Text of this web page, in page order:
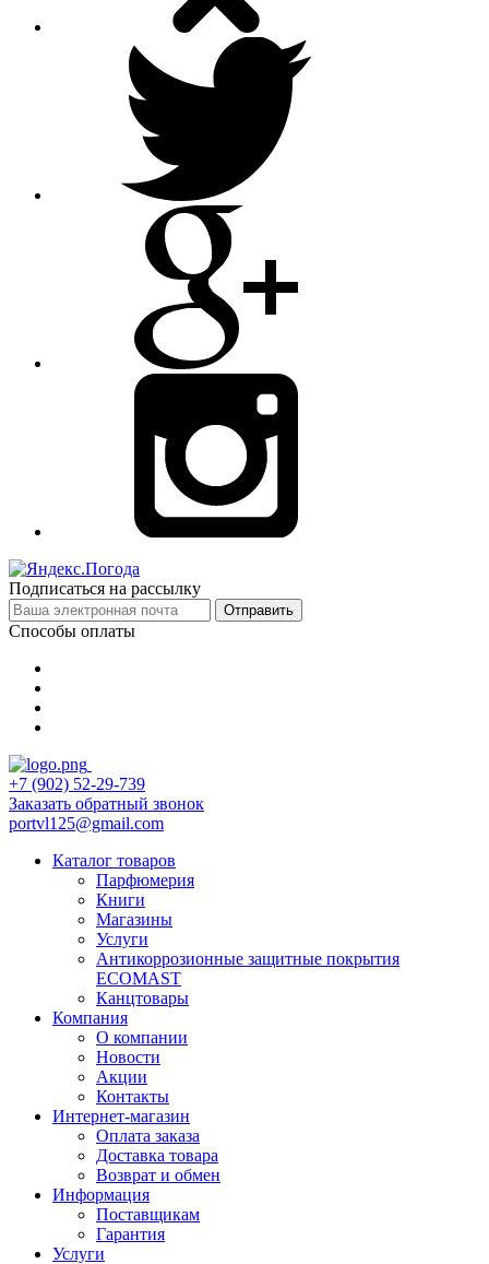
Подписаться на рассылку
Отправить
Способы оплаты
+7 (902) 52-29-739
Заказать обратный звонок
portvl125@gmail.com
Каталог товаров
Парфюмерия
Книги
Магазины
Услуги
Антикоррозионные защитные покрытия
ECOMAST
Канцтовары
Компания
О компании
Новости
Акции
Контакты
Интернет-магазин
Оплата заказа
Доставка товара
Возврат и обмен
Информация
Поставщикам
Гарантия
Услуги